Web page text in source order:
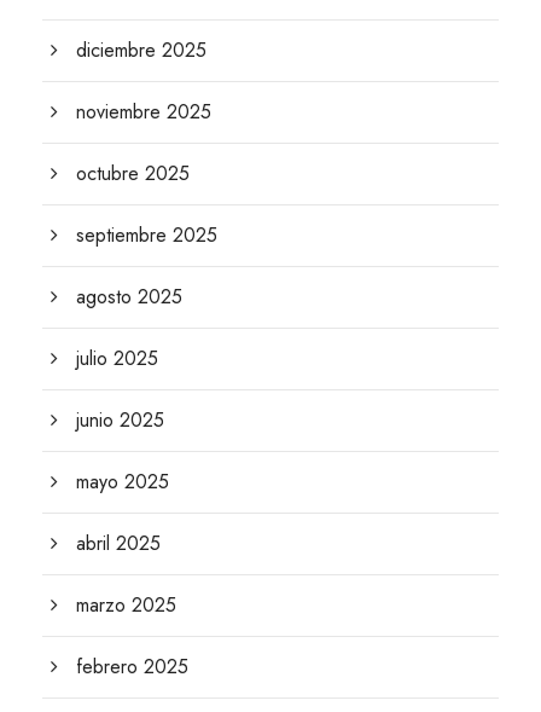
diciembre 2025
noviembre 2025
octubre 2025
septiembre 2025
agosto 2025
julio 2025
junio 2025
mayo 2025
abril 2025
marzo 2025
febrero 2025